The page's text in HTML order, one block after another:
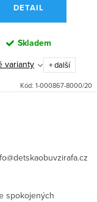
DETAIL
Skladem
varianty
+ další
Kód: 1-000867-8000/20
spokojených